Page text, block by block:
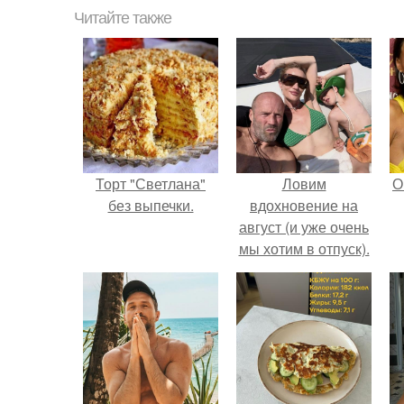
Читайте также
Торт "Светлана"
без выпечки.
Ловим
вдохновение на
август (и уже очень
мы хотим в отпуск).